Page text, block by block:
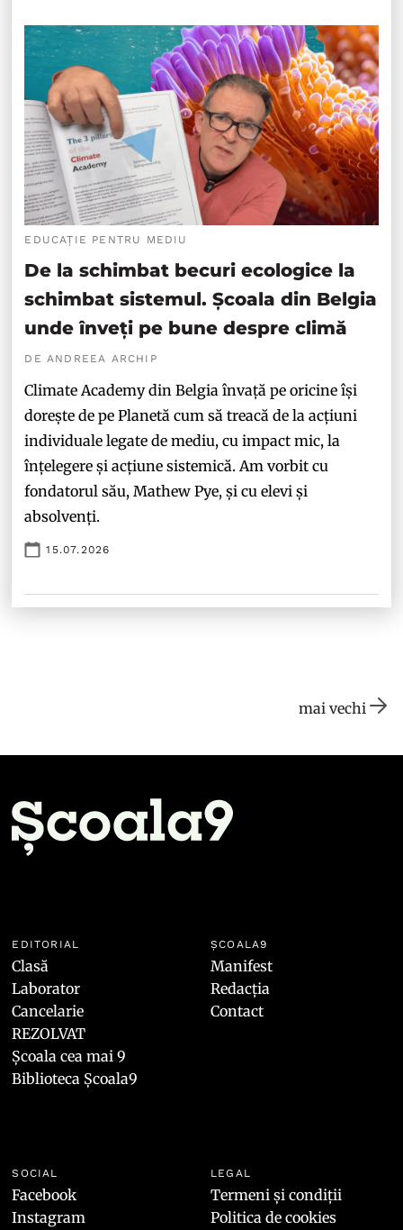
EDUCAȚIE PENTRU MEDIU
De la schimbat becuri ecologice la
schimbat sistemul. Școala din Belgia
unde înveți pe bune despre climă
DE ANDREEA ARCHIP
Climate Academy din Belgia învață pe oricine își
dorește de pe Planetă cum să treacă de la acțiuni
individuale legate de mediu, cu impact mic, la
înțelegere și acțiune sistemică. Am vorbit cu
fondatorul său, Mathew Pye, și cu elevi și
absolvenți.
15.07.2026
mai vechi
EDITORIAL
Clasă
Laborator
Cancelarie
REZOLVAT
Școala cea mai 9
Biblioteca Școala9
ȘCOALA9
Manifest
Redacția
Contact
SOCIAL
Facebook
Instagram
LEGAL
Termeni și condiții
Politica de cookies